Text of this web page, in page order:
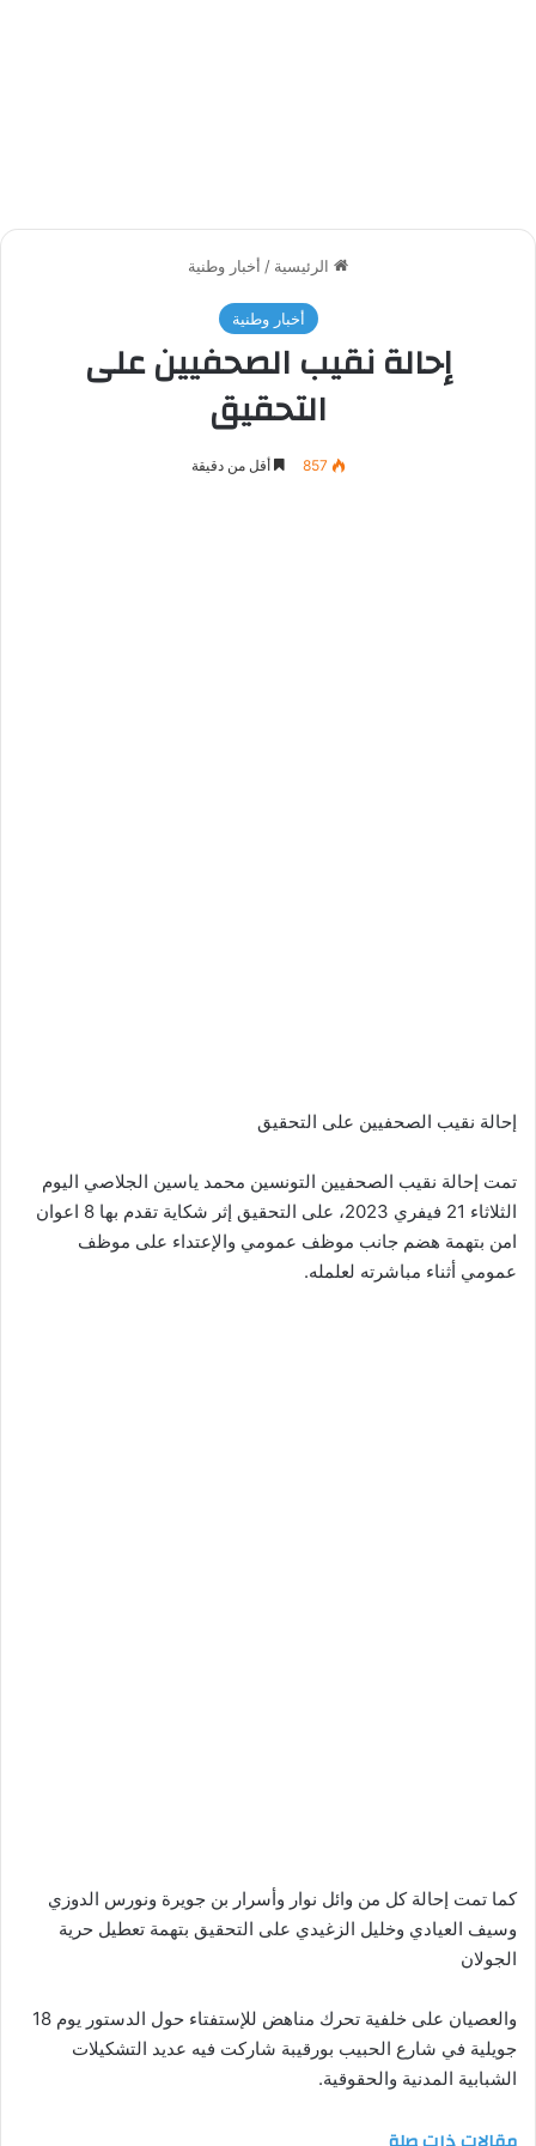
الرئيسية / أخبار وطنية
أخبار وطنية
إحالة نقيب الصحفيين على
التحقيق
857 أقل من دقيقة
إحالة نقيب الصحفيين على التحقيق
تمت إحالة نقيب الصحفيين التونسين محمد ياسين الجلاصي اليوم
الثلاثاء 21 فيفري 2023، على التحقيق إثر شكاية تقدم بها 8 اعوان
امن بتهمة هضم جانب موظف عمومي والإعتداء على موظف
عمومي أثناء مباشرته لعلمله.
كما تمت إحالة كل من وائل نوار وأسرار بن جويرة ونورس الدوزي
وسيف العيادي وخليل الزغيدي على التحقيق بتهمة تعطيل حرية
الجولان
والعصيان على خلفية تحرك مناهض للإستفتاء حول الدستور يوم 18
جويلية في شارع الحبيب بورقيبة شاركت فيه عديد التشكيلات
الشبابية المدنية والحقوقية.